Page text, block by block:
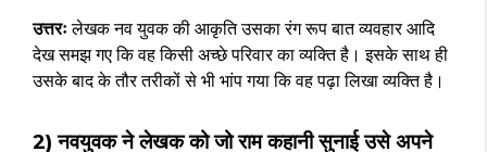
उत्तरःलेखक नव युवक की आकृति उसका रंग रूप बात व्यवहार आदि
देख समझ गए कि वह किसी अच्छे परिवार का व्यक्ति है। इसके साथ ही
उसके बाद के तौर तरीकों से भी भांप गया कि वह पढ़ा लिखा व्यक्ति है।
2) नवयुवक ने लेखक को जो राम कहानी सुनाई उसे अपने